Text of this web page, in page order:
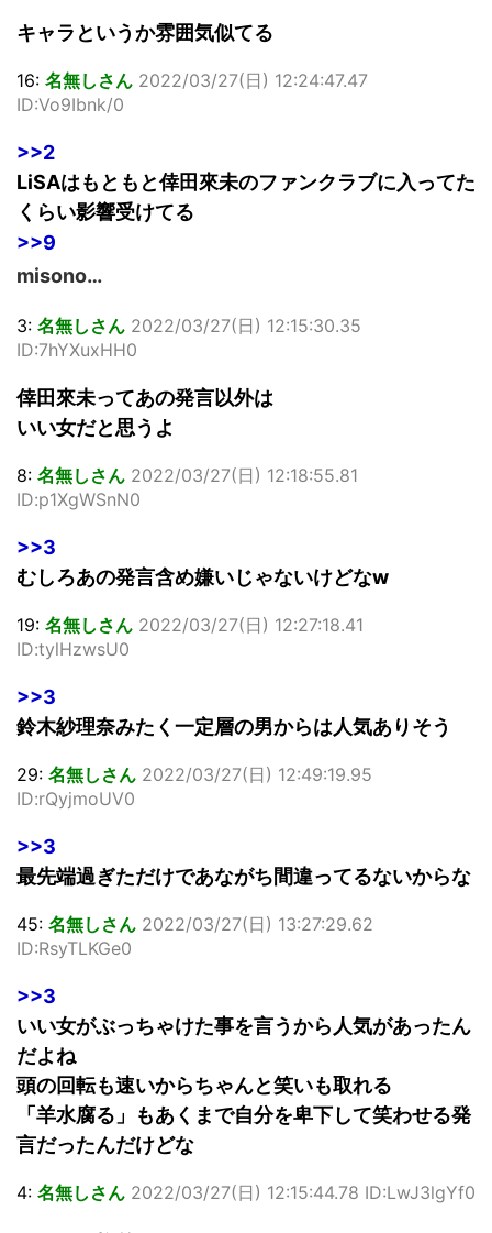
キャラというか雰囲気似てる
16: 名無しさん 2022/03/27(日) 12:24:47.47
ID:Vo9Ibnk/0
>>2
LiSAはもともと倖田來未のファンクラブに入ってた
くらい影響受けてる
>>9
misono…
3: 名無しさん 2022/03/27(日) 12:15:30.35
ID:7hYXuxHH0
倖田來未ってあの発言以外は
いい女だと思うよ
8: 名無しさん 2022/03/27(日) 12:18:55.81
ID:p1XgWSnN0
>>3
むしろあの発言含め嫌いじゃないけどなw
19: 名無しさん 2022/03/27(日) 12:27:18.41
ID:tylHzwsU0
>>3
鈴木紗理奈みたく一定層の男からは人気ありそう
29: 名無しさん 2022/03/27(日) 12:49:19.95
ID:rQyjmoUV0
>>3
最先端過ぎただけであながち間違ってるないからな
45: 名無しさん 2022/03/27(日) 13:27:29.62
ID:RsyTLKGe0
>>3
いい女がぶっちゃけた事を言うから人気があったん
だよね
頭の回転も速いからちゃんと笑いも取れる
「羊水腐る」もあくまで自分を卑下して笑わせる発
言だったんだけどな
4: 名無しさん 2022/03/27(日) 12:15:44.78 ID:LwJ3lgYf0